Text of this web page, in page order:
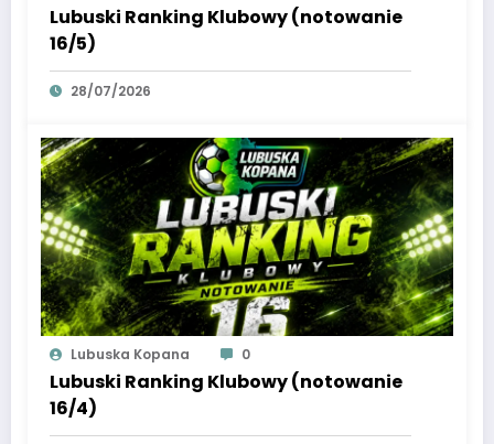
Lubuski Ranking Klubowy (notowanie
16/5)
28/07/2026
Lubuska Kopana 0
Lubuski Ranking Klubowy (notowanie
16/4)